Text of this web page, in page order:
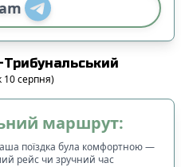
10 серпня)
маршрут:
поїздка була комфортною —
рейс чи зручний час